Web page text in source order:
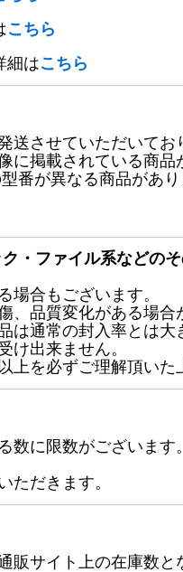
こちら
細はこちら
送させていただいてお
に掲載されている商
番が異なる商品があ
・ファイル系などの
場合もございます。
品質変化がある場合
は通常の封入率とは大
け出来ません。
上を必ずご理解頂いた
数に限数がございます
ただきます。
販サイト上の在庫数